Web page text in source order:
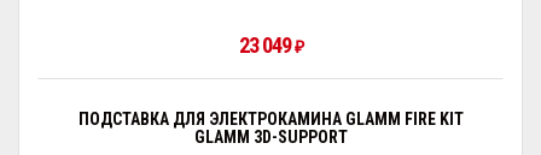
23 049₽
ПОДСТАВКА ДЛЯ ЭЛЕКТРОКАМИНА GLAMM FIRE KIT
GLAMM 3D-SUPPORT